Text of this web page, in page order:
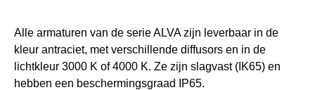
Alle armaturen van de serie ALVA zijn leverbaar in de
kleur antraciet, met verschillende diffusors en in de
lichtkleur 3000 K of 4000 K. Ze zijn slagvast (IK65) en
hebben een beschermingsgraad IP65.